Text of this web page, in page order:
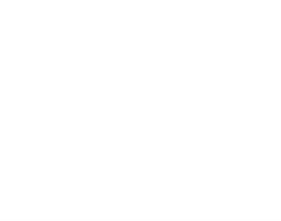
有限公司提供混改专项法律顾问服务